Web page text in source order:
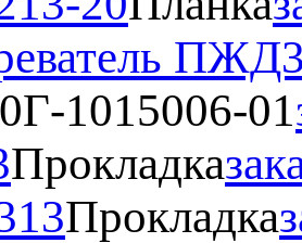
1015006-01
Прокладка
Прокладка